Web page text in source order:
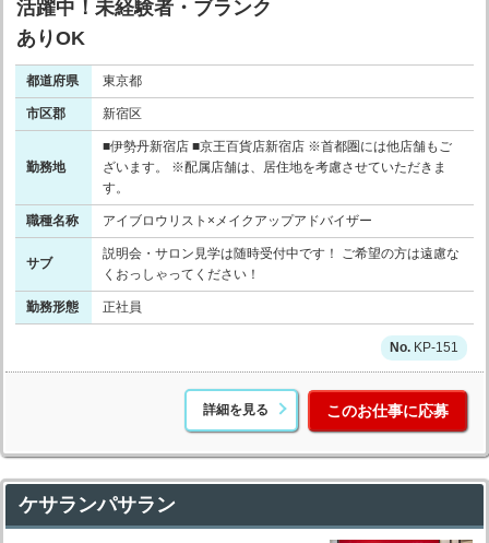
活躍中！未経験者・ブランク
ありOK
都道府県 東京都
市区郡 新宿区
勤務地
■伊勢丹新宿店 ■京王百貨店新宿店 ※首都圏には他店舗もご
ざいます。 ※配属店舗は、居住地を考慮させていただきま
す。
職種名称 アイブロウリスト×メイクアップアドバイザー
サブ
説明会・サロン見学は随時受付中です！ ご希望の方は遠慮な
くおっしゃってください！
勤務形態 正社員
KP-151
詳細を見る このお仕事に応募
ケサランパサラン